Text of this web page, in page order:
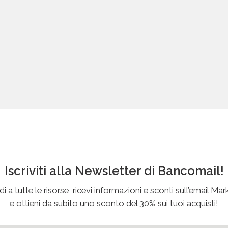
Iscriviti alla Newsletter di Bancomail!
a tutte le risorse, ricevi informazioni e sconti sull’email
e ottieni da subito uno sconto del 30% sui tuoi acquisti!